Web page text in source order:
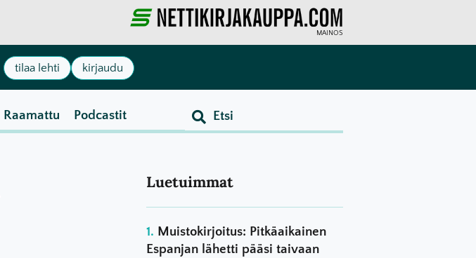
MAINOS
tilaa lehti kirjaudu
Raamattu Podcastit
Luetuimmat
Muistokirjoitus: Pitkäaikainen
Espanjan lähetti pääsi taivaan